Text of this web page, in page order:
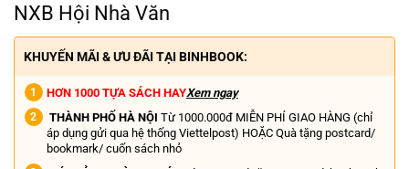
NXB Hội Nhà Văn
KHUYẾN MÃI & ƯU ĐÃI TẠI BINHBOOK:
HƠN 1000 TỰA SÁCH HAYXem ngay
THÀNH PHỐ HÀ NỘI Từ 1000.000đ MIỄN PHÍ GIAO HÀNG (chỉ
áp dụng gửi qua hệ thống Viettelpost) HOẶC Quà tặng postcard/
bookmark/ cuốn sách nhỏ